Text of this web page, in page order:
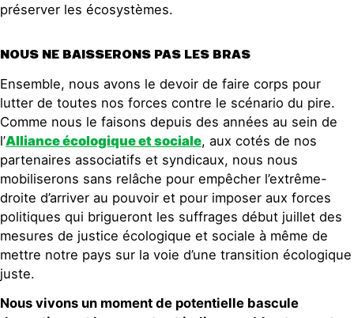
préserver les écosystèmes.
NOUS NE BAISSERONS PAS LES BRAS
Ensemble, nous avons le devoir de faire corps pour
lutter de toutes nos forces contre le scénario du pire.
Comme nous le faisons depuis des années au sein de
l’Alliance écologique et sociale, aux cotés de nos
partenaires associatifs et syndicaux, nous nous
mobiliserons sans relâche pour empêcher l’extrême-
droite d’arriver au pouvoir et pour imposer aux forces
politiques qui brigueront les suffrages début juillet des
mesures de justice écologique et sociale à même de
mettre notre pays sur la voie d’une transition écologique
juste.
Nous vivons un moment de potentielle bascule